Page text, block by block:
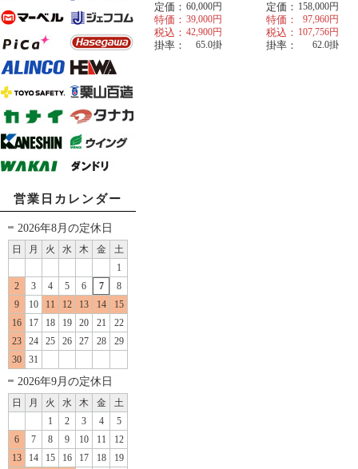
営業日カレンダー
2026年8月の定休日
日 月 火 水 木 金
土
1
2
3 4 5 6 7
8
9
10 11 12 13 14
15
16
17 18 19 20 21
22
23
24 25 26 27 28
29
30
31
2026年9月の定休日
日 月 火 水 木 金
土
1
2 3 4
5
6
7 8 9 10 11
12
13
14 15 16 17 18
19
定価： 60,000円
特価： 39,000円
税込： 42,900円
掛率： 65.0掛
定価： 158,000円
特価： 97,960円
税込： 107,756円
掛率： 62.0掛